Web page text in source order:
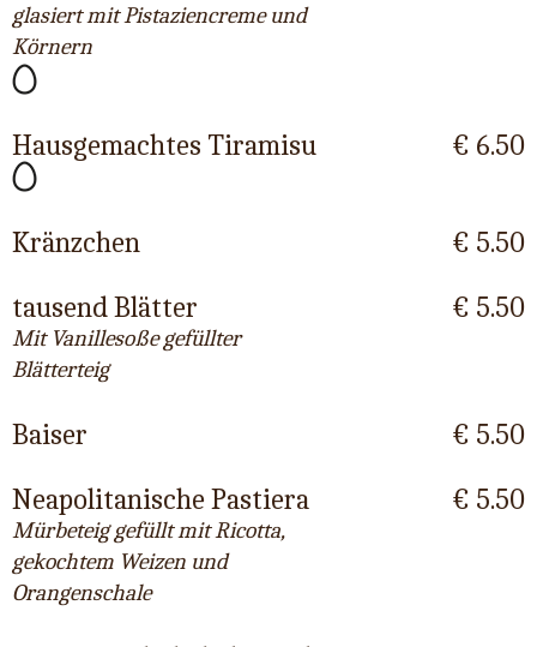
glasiert mit Pistaziencreme und
Körnern
Hausgemachtes Tiramisu € 6.50
Kränzchen
€ 5.50
tausend Blätter
Mit Vanillesoße gefüllter
Blätterteig
€ 5.50
Baiser
€ 5.50
Neapolitanische Pastiera
Mürbeteig gefüllt mit Ricotta,
gekochtem Weizen und
Orangenschale
€ 5.50